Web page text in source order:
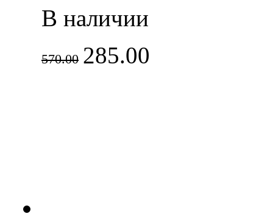
В наличии
570.00 285.00